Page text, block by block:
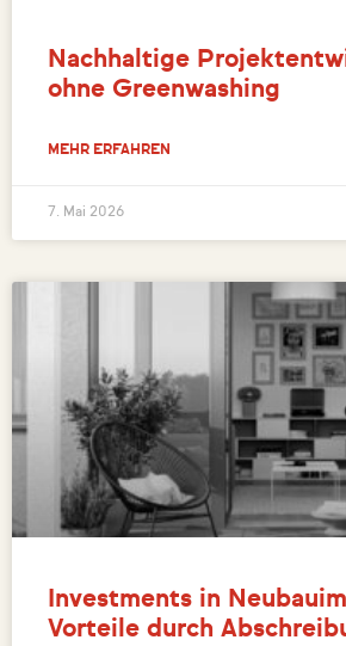
Nachhaltige
ohne Greenwashing
MEHR ERFAHREN
7. Mai 2026
Investments in
Vorteile durch